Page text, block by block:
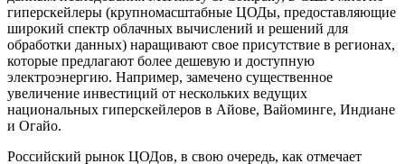
гиперскейлеры (крупномасштабные ЦОДы, предоставляющие
широкий спектр облачных вычислений и решений для
обработки данных) наращивают свое присутствие в регионах,
которые предлагают более дешевую и доступную
электроэнергию. Например, замечено существенное
увеличение инвестиций от нескольких ведущих
национальных гиперскейлеров в Айове, Вайоминге, Индиане
и Огайо.
Российский рынок ЦОДов, в свою очередь, как отмечает